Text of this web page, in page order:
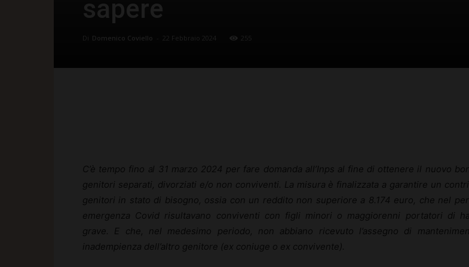
del
sapere
Di Domenico Coviello 22 Febbraio 2024 255
C’è tempo fino al 31 marzo 2024 per fare domanda all’Inps al fine di ottenere il nuovo
genitori separati, divorziati e/o non conviventi. La misura è finalizzata a garantire un
genitori in stato di bisogno, ossia con un reddito non superiore a 8.174 euro, che nel
emergenza Covid risultavano conviventi con figli minori o maggiorenni portatori di
grave. E che, nel medesimo periodo, non abbiano ricevuto l’assegno di
inadempienza dell’altro genitore (ex coniuge o ex convivente).